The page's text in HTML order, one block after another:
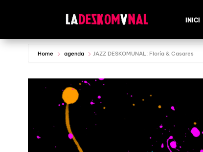
INICI
Home agenda JAZZ DESKOMUNAL: Floría & Casares